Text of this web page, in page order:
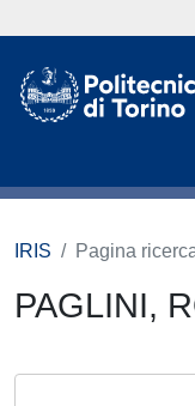
IRIS Pagina
PAGLINI,